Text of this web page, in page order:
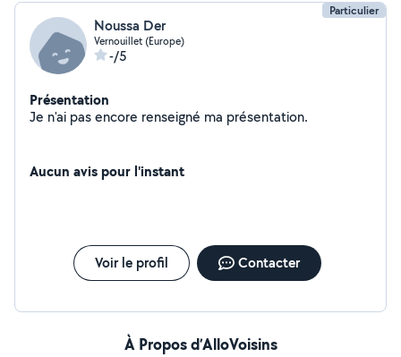
Particulier
Noussa Der
Vernouillet (Europe)
-/5
Présentation
Je n'ai pas encore renseigné ma présentation.
Aucun avis pour l'instant
Voir le profil Contacter
À Propos d’AlloVoisins